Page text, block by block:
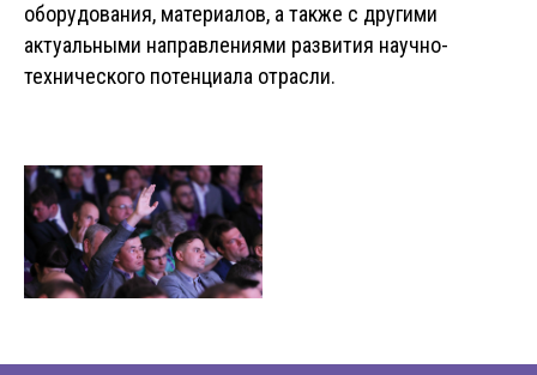
оборудования, материалов, а также с другими
актуальными направлениями развития научно-
технического потенциала отрасли.